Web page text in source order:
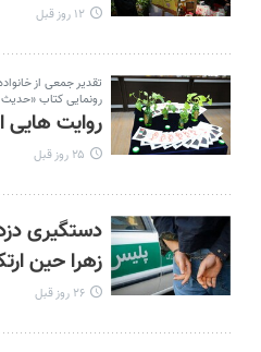
۱۲ روز قبل
رونمایی کتاب «حدیث
روایت هایی
۲۵ روز قبل
دستگیری
زهرا حین
۲۶ روز قبل